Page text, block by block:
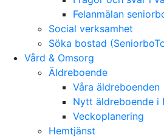
Felanmälan
Social verksamhet
Söka bostad
Vård & Omsorg
Äldreboende
Våra äldreboenden
Nytt äldreboende i
Veckoplanering
Hemtjänst